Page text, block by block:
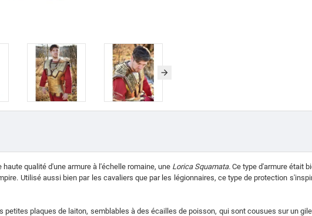
qualité d'une armure à l'échelle romaine, une Lorica Squamata. Ce type d'armure était
Utilisé aussi bien par les cavaliers que par les légionnaires, ce type de protection
petites plaques de laiton, semblables à des écailles de poisson, qui sont cousues sur un